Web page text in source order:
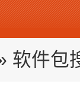
软件包